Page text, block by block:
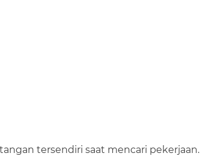
tersendiri saat mencari pekerjaan.